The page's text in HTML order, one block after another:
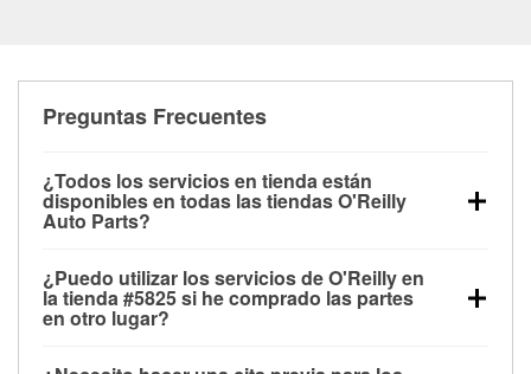
Preguntas Frecuentes
¿Todos los servicios en tienda están
disponibles en todas las tiendas O'Reilly
Auto Parts?
las pruebas de batería, pruebas de alternador y
motor de arranque, revisión de la luz “Check Engine”
con O'Reilly VeriScan® e instalación de
limpiaparabrisas o bombillas, están disponibles en
¿Puedo utilizar los servicios de O'Reilly en
la tienda #5825 si he comprado las partes
en otro lugar?